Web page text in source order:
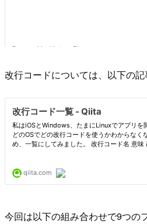
改行コードについては、以下の記
今回は以下の組み合わせで9つの